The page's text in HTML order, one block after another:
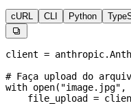
cURL CLI Python

client =
# Faça upload do
with open( "image.jpg" ,
    file_upload
=